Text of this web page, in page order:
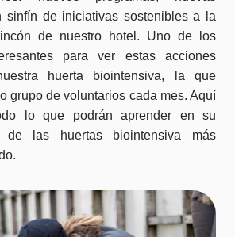
sinfín de iniciativas sostenibles a la
de nuestro hotel. Uno de los
para ver estas acciones
huerta biointensiva, la que
grupo de voluntarios cada mes. Aquí
lo que podrán aprender en su
las huertas biointensiva más